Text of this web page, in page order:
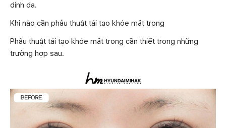
dính da.
Khi nào cần phẫu thuật tái tạo khóe mắt trong
Phẫu thuật tái tạo khóe mắt trong cần thiết trong những
trường hợp sau.